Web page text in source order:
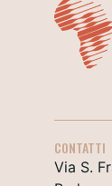
CONTATTI
Via S.